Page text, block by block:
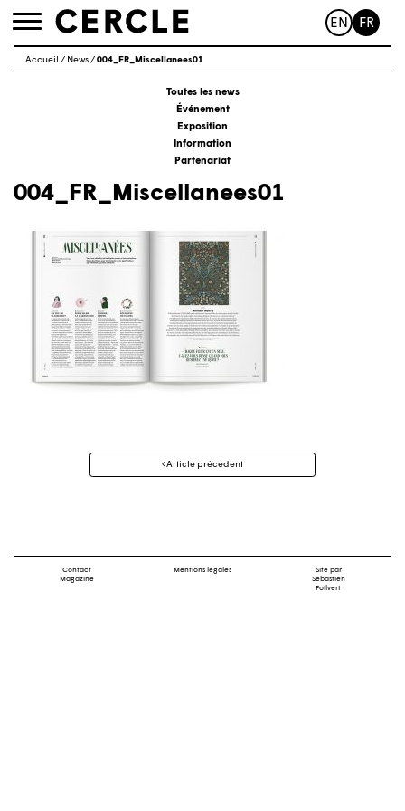
Toggle
EN FR
Accueil / News/004_FR_Miscellanees01
Toutes les news
Événement
Exposition
Information
Partenariat
004_FR_Miscellanees01
Navigation
Article précédent
Contact
Magazine
Mentions légales
Site par
Sébastien
Poilvert